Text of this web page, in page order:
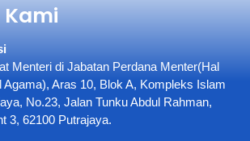
Menteri di Jabatan Perdana Menter(Hal
Agama), Aras 10, Blok A, Kompleks Islam
No.23, Jalan Tunku Abdul Rahman,
3, 62100 Putrajaya.